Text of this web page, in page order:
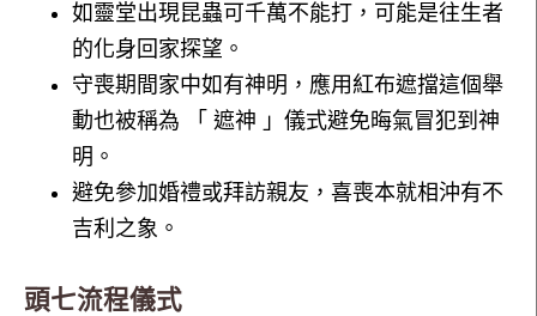
如靈堂出現昆蟲可千萬不能打，可能是往生者
的化身回家探望。
守喪期間家中如有神明，應用紅布遮擋這個舉
動也被稱為 「 遮神 」儀式避免晦氣冒犯到神
明。
避免參加婚禮或拜訪親友，喜喪本就相沖有不
吉利之象。
頭七流程儀式